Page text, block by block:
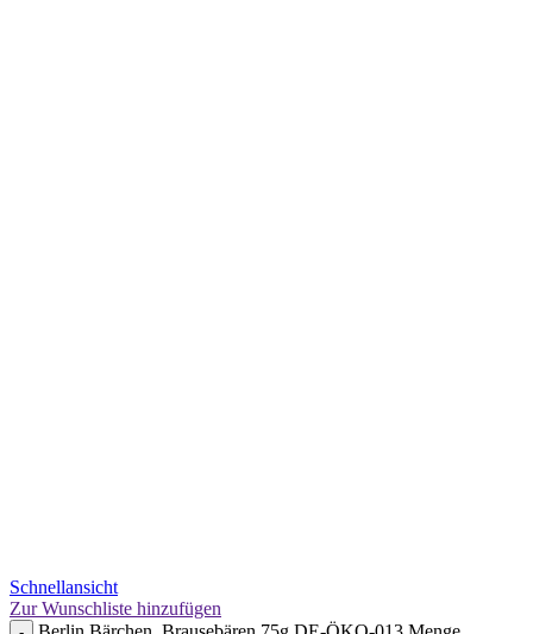
Schnellansicht
Zur Wunschliste hinzufügen